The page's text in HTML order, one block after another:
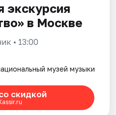
экскурсия
в Москве
• 13:00
музей музыки
скидкой